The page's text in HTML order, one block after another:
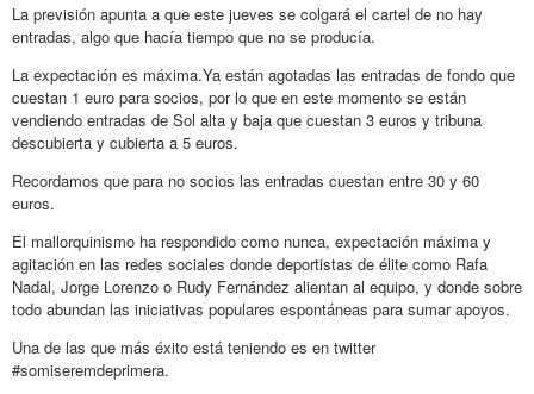
La previsión apunta a que este jueves se colgará el cartel de no hay
entradas, algo que hacía tiempo que no se producía.
La expectación es máxima.Ya están agotadas las entradas de fondo que
cuestan 1 euro para socios, por lo que en este momento se están
vendiendo entradas de Sol alta y baja que cuestan 3 euros y tribuna
descubierta y cubierta a 5 euros.
Recordamos que para no socios las entradas cuestan entre 30 y 60
euros.
El mallorquinismo ha respondido como nunca, expectación máxima y
agitación en las redes sociales donde deportistas de élite como Rafa
Nadal, Jorge Lorenzo o Rudy Fernández alientan al equipo, y donde sobre
todo abundan las iniciativas populares espontáneas para sumar apoyos.
Una de las que más éxito está teniendo es en twitter
#somiseremdeprimera.